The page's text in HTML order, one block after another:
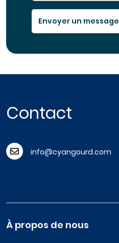
Envoyer un message
Contact
info@cyangourd.com
À propos de nous